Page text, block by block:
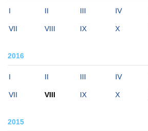
I II III IV
VII VIII IX X
2016
I II III IV
VII VIII IX X
2015